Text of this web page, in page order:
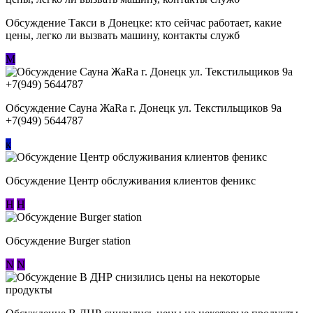
Обсуждение ​Такси в Донецке: кто сейчас работает, какие
цены, легко ли вызвать машину, контакты служб
М
Обсуждение Сауна ЖаRa г. Донецк ул. Текстильщиков 9а
+7(949) 5644787
к
Обсуждение Центр обслуживания клиентов феникс
Н Н
Обсуждение Burger station
N N